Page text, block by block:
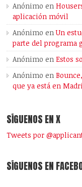
Anónimo en
aplicación móvil
Anónimo enUn
parte del programa
Anónimo enEstos
Anónimo en
que ya está en
SÍGUENOS EN X
Tweets por
SÍGUENOS EN